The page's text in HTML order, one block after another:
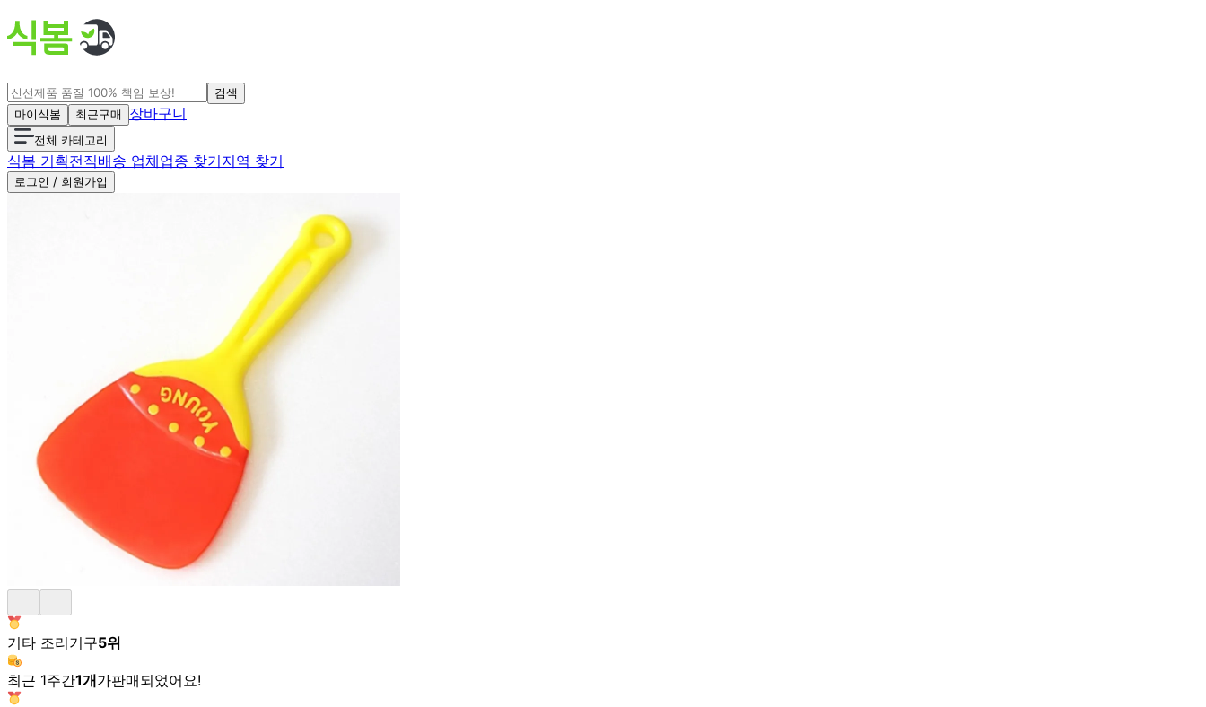
검색
마이식봄
최근구매 장바구니
전체 카테고리
식봄 기획전직배송 업체업종 찾기지역 찾기
로그인 / 회원가입
기타 조리기구5위
최근 1주간1개가판매되었어요!